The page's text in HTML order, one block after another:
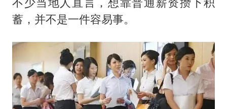
蓄，并不是一件容易事。